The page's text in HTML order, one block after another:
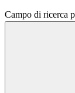
Campo di ricerca